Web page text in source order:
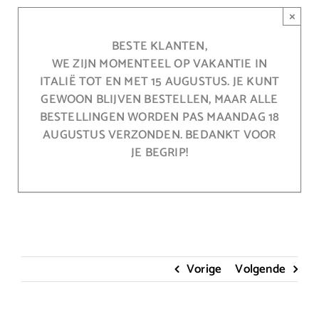
BESTE KLANTEN,
WE ZIJN MOMENTEEL OP VAKANTIE IN
ITALIË TOT EN MET 15 AUGUSTUS. JE KUNT
GEWOON BLIJVEN BESTELLEN, MAAR ALLE
BESTELLINGEN WORDEN PAS MAANDAG 18
AUGUSTUS VERZONDEN. BEDANKT VOOR
JE BEGRIP!
×
Vorige Volgende